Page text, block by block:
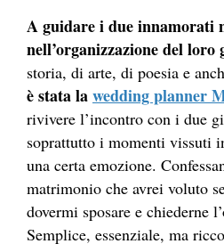
A guidare i due innamorati
nell’organizzazione del loro
storia, di arte, di poesia e
è stata lawedding planner
rivivere l’incontro con i due
soprattutto i momenti vissuti
una certa emozione.
matrimonio che avrei voluto
dovermi sposare e chiederne
Semplice, essenziale, ma